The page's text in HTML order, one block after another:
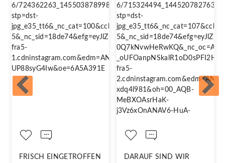
FRISCH EINGETROFFEN
DARAUF SIND WIR